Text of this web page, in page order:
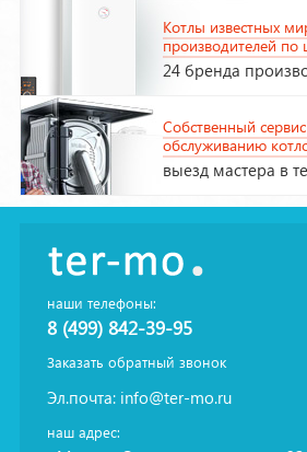
Котлы известных
производителей
24 бренда
Собственный
обслуживанию
выезд мастера в
наши телефоны:
8 (499) 842-39-95
Заказать обратный звонок
Эл.почта: info@ter-mo.ru
наш адрес: